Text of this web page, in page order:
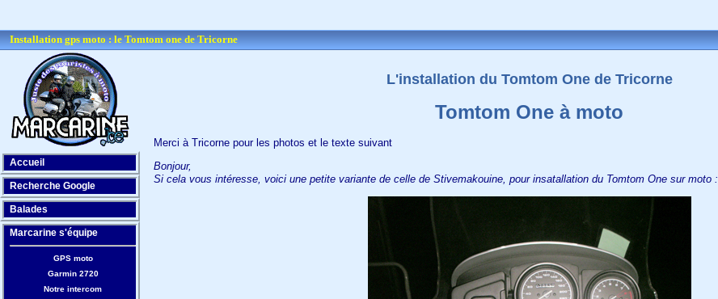
Installation gps moto : le Tomtom one de Tricorne
L'installation du Tomtom One de Tricorne
Tomtom One à moto
Merci à Tricorne pour les photos et le texte suivant
Bonjour,
Si cela vous intéresse, voici une petite variante de celle de Stivemakouine, pour insatallation du Tomtom One sur moto :
Accueil
Recherche Google
Balades
Marcarine s'équipe
GPS moto
Garmin 2720
Notre intercom